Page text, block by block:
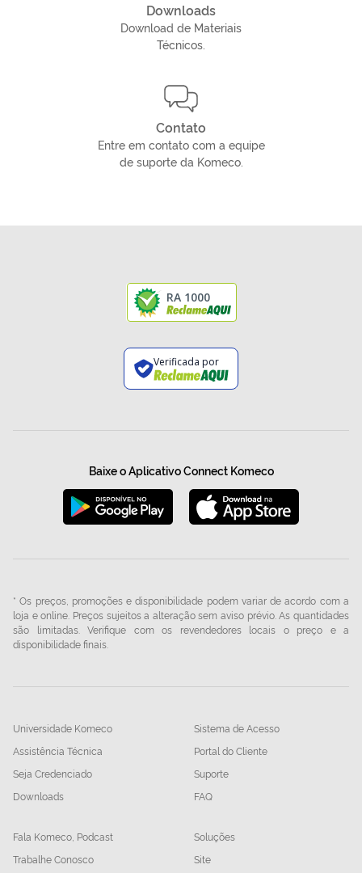
Downloads
Download de Materiais
Técnicos.
Contato
Entre em contato com a equipe
de suporte da Komeco.
RA 1000
Verificada por
Baixe o Aplicativo Connect Komeco
* Os preços, promoções e disponibilidade podem variar de acordo com a
loja e online. Preços sujeitos a alteração sem aviso prévio. As quantidades
são limitadas. Verifique com os revendedores locais o preço e a
disponibilidade finais.
Universidade Komeco
Assistência Técnica
Seja Credenciado
Downloads
Sistema de Acesso
Portal do Cliente
Suporte
FAQ
Fala Komeco, Podcast
Trabalhe Conosco
Soluções
Site